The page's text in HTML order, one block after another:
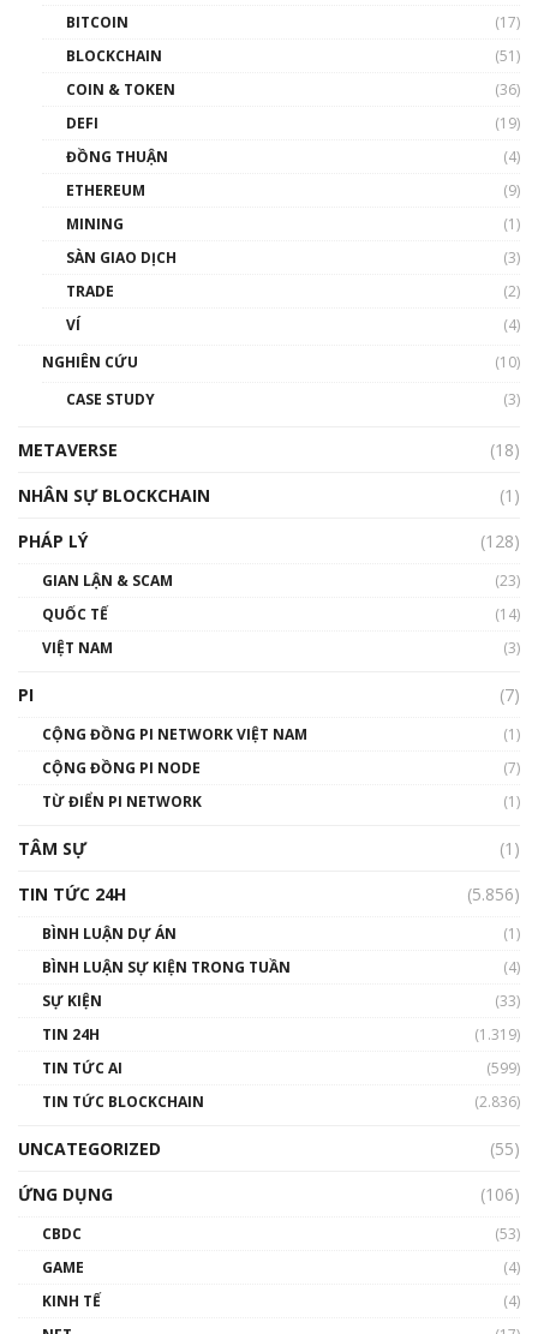
như thể nào?
00:39:31
Phổ cập Blockchain
thống & Crypto qua các cuộc chiến | Phổ cập
01:32:59
gió ấm
Talkshow 14: MemeCoin – Trò đùa tỷ đô
01:29:26
BITCOIN
(17)
BLOCKCHAIN
(51)
COIN & TOKEN
(36)
DEFI
(19)
ĐỒNG THUẬN
(4)
ETHEREUM
(9)
MINING
(1)
SÀN GIAO DỊCH
(3)
TRADE
(2)
VÍ
(4)
NGHIÊN CỨU
(10)
CASE STUDY
(3)
METAVERSE
(18)
NHÂN SỰ BLOCKCHAIN
(1)
PHÁP LÝ
(128)
GIAN LẬN & SCAM
(23)
QUỐC TẾ
(14)
VIỆT NAM
(3)
PI (7)
CỘNG ĐỒNG PI NETWORK VIỆT NAM
(1)
CỘNG ĐỒNG PI NODE
(7)
TỪ ĐIỂN PI NETWORK
(1)
TÂM SỰ
(1)
TIN TỨC 24H
(5.856)
BÌNH LUẬN DỰ ÁN
(1)
BÌNH LUẬN SỰ KIỆN TRONG TUẦN
(4)
SỰ KIỆN
(33)
TIN 24H
(1.319)
TIN TỨC AI
(599)
TIN TỨC BLOCKCHAIN
(2.836)
UNCATEGORIZED
(55)
ỨNG DỤNG
(106)
CBDC
(53)
GAME
(4)
KINH TẾ
(4)